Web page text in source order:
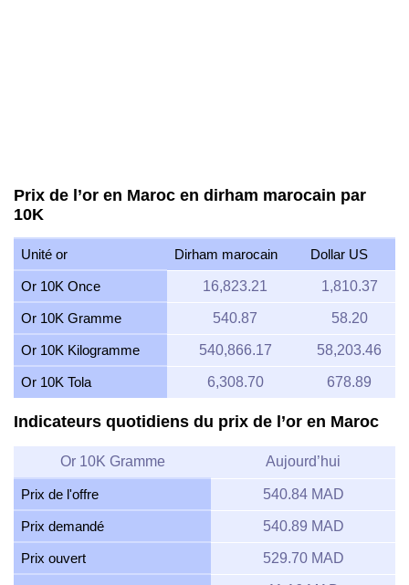
Prix de l’or en Maroc en dirham marocain par
10K
Unité or Dirham marocain Dollar US
Or 10K Once 16,823.21 1,810.37
Or 10K Gramme 540.87 58.20
Or 10K Kilogramme 540,866.17 58,203.46
Or 10K Tola 6,308.70 678.89
Indicateurs quotidiens du prix de l’or en Maroc
Or 10K Gramme Aujourd’hui
Prix de l'offre 540.84 MAD
Prix demandé 540.89 MAD
Prix ouvert 529.70 MAD